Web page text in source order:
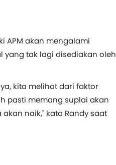
APM akan mengalami
yang tak lagi disediakan oleh
kita melihat dari faktor
pasti memang suplai akan
naik," kata Randy saat